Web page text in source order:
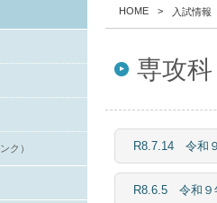
HOME > 入試情報
専攻
R8.7.14 令和
R8.6.5 令和９
ク）